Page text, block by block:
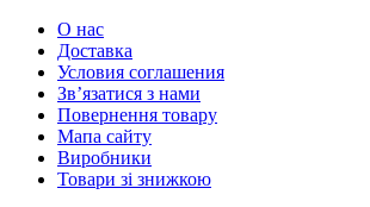
О нас
Доставка
Условия соглашения
Зв’язатися з нами
Повернення товару
Мапа сайту
Виробники
Товари зі знижкою